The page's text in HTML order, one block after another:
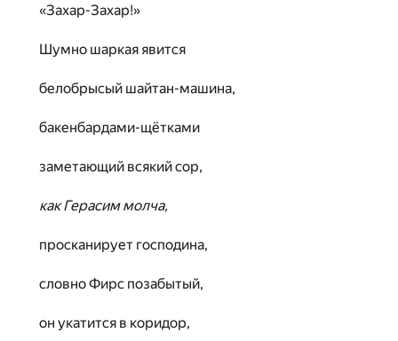
«Захар-Захар!»
Шумно шаркая явится
белобрысый шайтан-машина,
бакенбардами-щётками
заметающий всякий сор,
как Герасим молча,
просканирует господина,
словно Фирс позабытый,
он укатится в коридор,